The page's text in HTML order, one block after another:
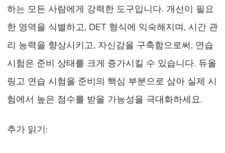
하는 모든 사람에게 강력한 도구입니다. 개선이 필요
한 영역을 식별하고, DET 형식에 익숙해지며, 시간 관
리 능력을 향상시키고, 자신감을 구축함으로써, 연습
시험은 준비 상태를 크게 증가시킬 수 있습니다. 듀올
링고 연습 시험을 준비의 핵심 부분으로 삼아 실제 시
험에서 높은 점수를 받을 가능성을 극대화하세요.
추가 읽기: